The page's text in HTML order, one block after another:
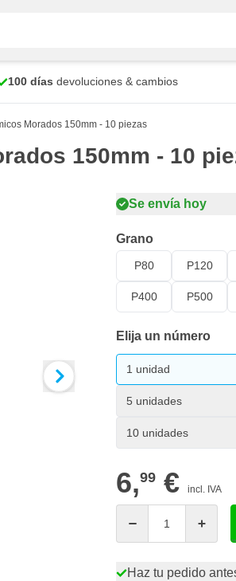
100 días devoluciones & cambios
Morados 150mm - 10 piezas
150mm - 10
Se envía hoy
Grano
P80 P120
P400 P500
Elija un número
1 unidad
5 unidades
10 unidades
6,99 € incl. IVA
Haz tu pedido